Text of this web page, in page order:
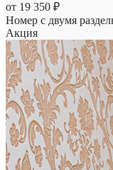
от 19 350 ₽
Номер с двумя
Акция